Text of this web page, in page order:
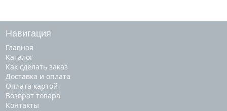
Навигация
Главная
Каталог
Как сделать заказ
Доставка и оплата
Оплата картой
Возврат товара
Контакты